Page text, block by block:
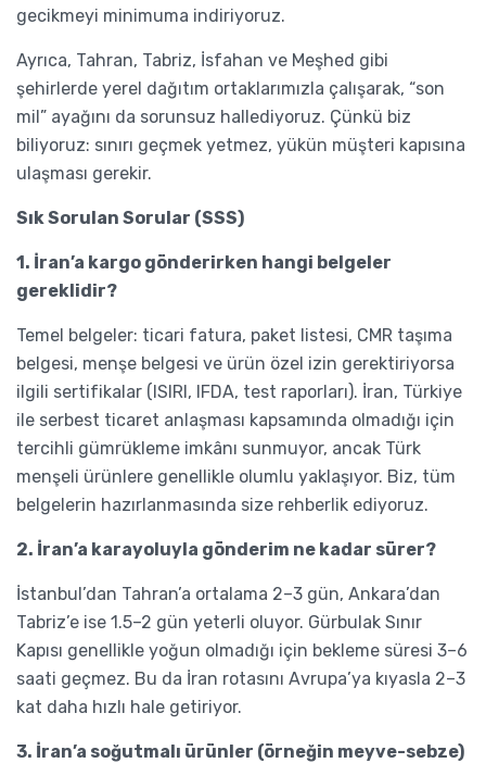
gecikmeyi minimuma indiriyoruz.
Ayrıca, Tahran, Tabriz, İsfahan ve Meşhed gibi
şehirlerde yerel dağıtım ortaklarımızla çalışarak, “son
mil” ayağını da sorunsuz hallediyoruz. Çünkü biz
biliyoruz: sınırı geçmek yetmez, yükün müşteri kapısına
ulaşması gerekir.
Sık Sorulan Sorular (SSS)
1. İran’a kargo gönderirken hangi belgeler
gereklidir?
Temel belgeler: ticari fatura, paket listesi, CMR taşıma
belgesi, menşe belgesi ve ürün özel izin gerektiriyorsa
ilgili sertifikalar (ISIRI, IFDA, test raporları). İran, Türkiye
ile serbest ticaret anlaşması kapsamında olmadığı için
tercihli gümrükleme imkânı sunmuyor, ancak Türk
menşeli ürünlere genellikle olumlu yaklaşıyor. Biz, tüm
belgelerin hazırlanmasında size rehberlik ediyoruz.
2. İran’a karayoluyla gönderim ne kadar sürer?
İstanbul’dan Tahran’a ortalama 2–3 gün, Ankara’dan
Tabriz’e ise 1.5–2 gün yeterli oluyor. Gürbulak Sınır
Kapısı genellikle yoğun olmadığı için bekleme süresi 3–6
saati geçmez. Bu da İran rotasını Avrupa’ya kıyasla 2–3
kat daha hızlı hale getiriyor.
3. İran’a soğutmalı ürünler (örneğin meyve-sebze)